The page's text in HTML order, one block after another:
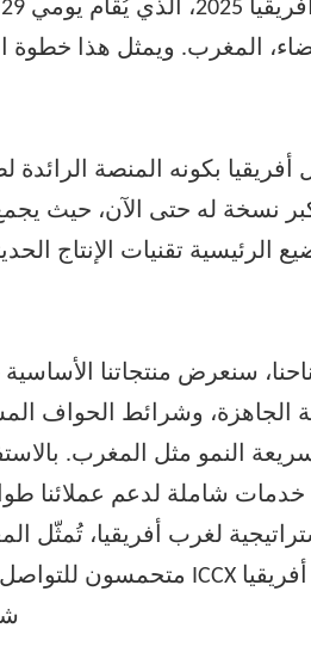
المغرب. ويمثل هذا خطوة
الرئيسية تقنيات الإنتاج
سنعرض منتجاتنا الأساسية
الجاهزة، وشرائط الحواف
النمو مثل المغرب.
خدمات شاملة لدعم عملائنا
لغرب أفريقيا، تُمثّل